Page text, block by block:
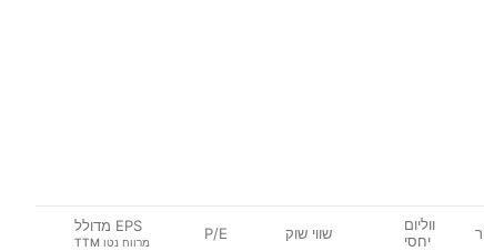
ווליום
יחסי
שווי שוק P/E EPS מדולל